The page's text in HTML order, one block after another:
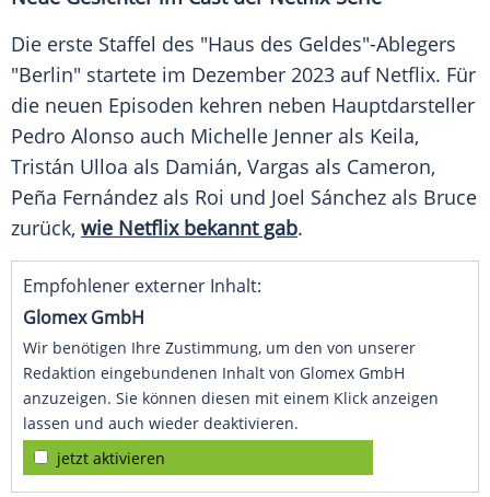
Die erste Staffel des "Haus des Geldes"-Ablegers
"Berlin" startete im Dezember 2023 auf Netflix. Für
die neuen Episoden kehren neben Hauptdarsteller
Pedro Alonso auch Michelle Jenner als Keila,
Tristán Ulloa als Damián, Vargas als Cameron,
Peña Fernández als Roi und Joel Sánchez als Bruce
zurück, wie Netflix bekannt gab.
Empfohlener externer Inhalt:
Glomex GmbH
Wir benötigen Ihre Zustimmung, um den von unserer
Redaktion eingebundenen Inhalt von Glomex GmbH
anzuzeigen. Sie können diesen mit einem Klick anzeigen
lassen und auch wieder deaktivieren.
jetzt aktivieren